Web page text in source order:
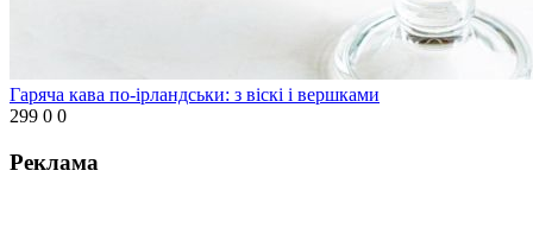
Гаряча кава по-ірландськи: з віскі і вершками
299 0 0
Реклама